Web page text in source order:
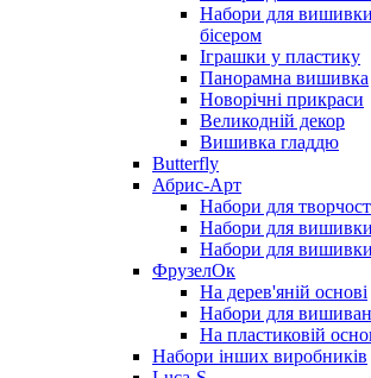
Набори для
бісером
Іграшки у пластику
Панорамна вишивка
Новорічні прикраси
Великодній декор
Вишивка гладдю
Butterfly
Абрис-Арт
Набори для
Набори для
Набори для
ФрузелОк
На дерев'яній основі
Набори для
На пластиковій
Набори інших виробників